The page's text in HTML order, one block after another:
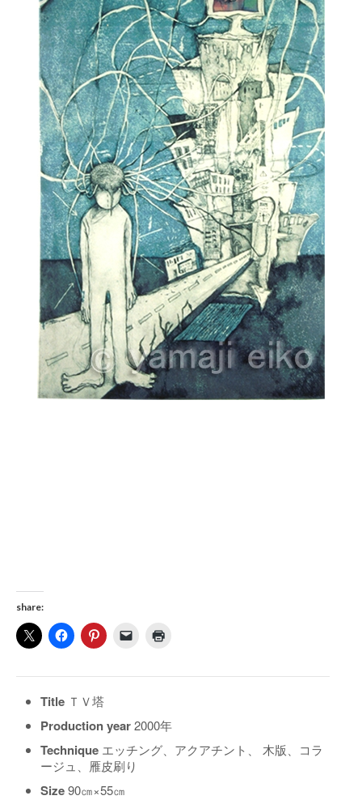
share:
Title ＴＶ塔
Production year2000年
Technique エッチング、アクアチント、 木版、コラ
ージュ、雁皮刷り
Size90㎝×55㎝